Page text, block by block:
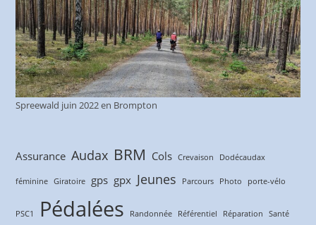
Spreewald juin 2022 en Brompton
Assurance Audax BRM Cols Crevaison Dodécaudax
féminine Giratoire gps gpx Jeunes Parcours Photo porte-vélo
PSC1 Pédalées Randonnée Référentiel Réparation Santé